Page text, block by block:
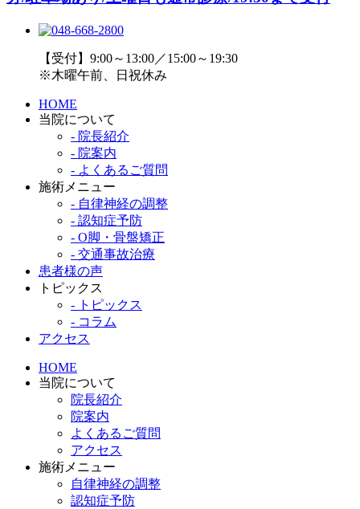
【受付】9:00～13:00／15:00～19:30
※木曜午前、日祝休み
HOME
当院について
- 院長紹介
- 院案内
- よくあるご質問
施術メニュー
- 自律神経の調整
- 認知症予防
- O脚・骨盤矯正
- 交通事故治療
患者様の声
トピックス
- トピックス
- コラム
アクセス
HOME
当院について
院長紹介
院案内
よくあるご質問
アクセス
施術メニュー
自律神経の調整
認知症予防